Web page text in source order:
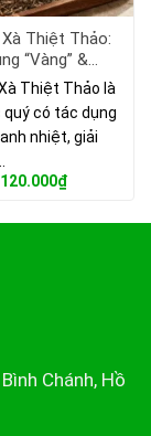
Thiệt Thảo:
“Vàng” &
Hiệu Quả
Thiệt Thảo là
có tác dụng
nhiệt, giải
Giá
120.000₫Giá
hiện
là:
Chánh, Hồ